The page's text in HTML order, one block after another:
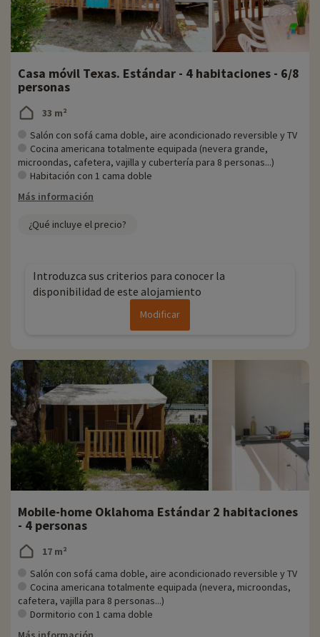
Casa móvil Texas. Estándar - 4 habitaciones - 6/8
personas
33 m²
Salón con sofá cama doble, aire acondicionado reversible y TV
Cocina americana totalmente equipada (nevera grande,
microondas, cafetera, vajilla y cubertería para 8 personas...)
Habitación con 1 cama doble
Más información
¿Qué incluye el precio?
Introduzca sus criterios para conocer la
disponibilidad de este alojamiento
Modificar
Mobile-home Oklahoma Estándar 2 habitaciones
- 4 personas
17 m²
Salón con sofá cama doble, aire acondicionado reversible y TV
Cocina americana totalmente equipada (nevera, microondas,
cafetera, vajilla para 8 personas...)
Dormitorio con 1 cama doble